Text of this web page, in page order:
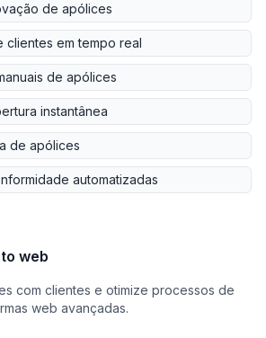
de apólices
clientes em tempo real
de apólices
instantânea
de apólices
automatizadas
web
com clientes e otimize processos de
web avançadas.